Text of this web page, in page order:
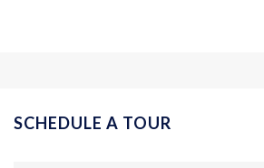
SCHEDULE A TOUR